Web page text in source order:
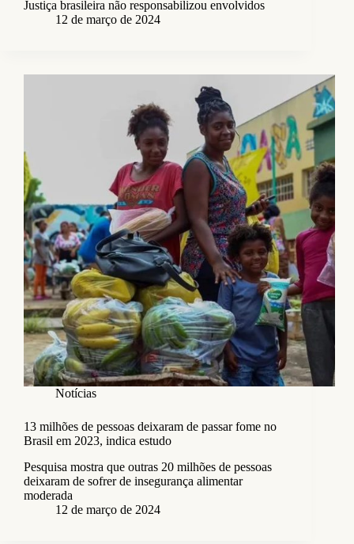
Justiça brasileira não responsabilizou envolvidos
12 de março de 2024
Notícias
13 milhões de pessoas deixaram de passar fome no
Brasil em 2023, indica estudo
Pesquisa mostra que outras 20 milhões de pessoas
deixaram de sofrer de insegurança alimentar
moderada
12 de março de 2024